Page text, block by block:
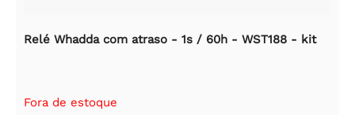
Relé Whadda com atraso - 1s / 60h - WST188 - kit
Fora de estoque